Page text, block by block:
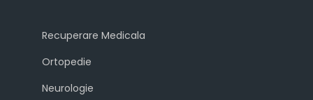
Recuperare Medicala
Ortopedie
Neurologie